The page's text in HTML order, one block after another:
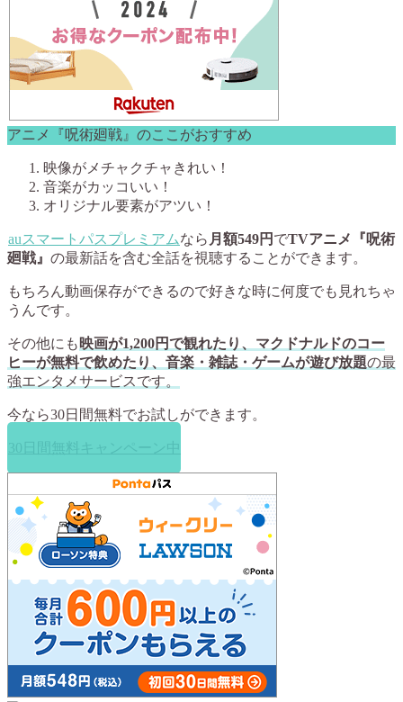
アニメ『呪術廻戦』のここがおすすめ
映像がメチャクチャきれい！
音楽がカッコいい！
オリジナル要素がアツい！
auスマートパスプレミアムなら 月額549円 でTVアニメ『呪術
廻戦』 の最新話を含む全話を視聴することができます。
もちろん動画保存ができるので好きな時に何度でも見れちゃ
うんです。
その他にも映画が1,200円で観れたり、マクドナルドのコー
ヒーが無料で飲めたり、音楽・雑誌・ゲームが遊び放題の最
強エンタメサービスです。
今なら30日間無料でお試しができます。
30日間無料キャンペーン中